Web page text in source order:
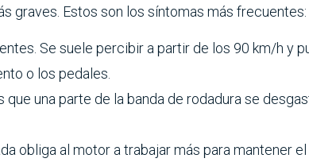
graves. Estos son los síntomas más frecuentes:
Se suele percibir a partir de los 90 km/h y
o los pedales.
que una parte de la banda de rodadura se
obliga al motor a trabajar más para mantener